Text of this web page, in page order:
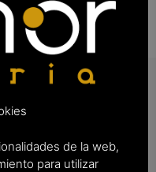
Servicio al cliente
Entrega & Envío
de la web,
para utilizar